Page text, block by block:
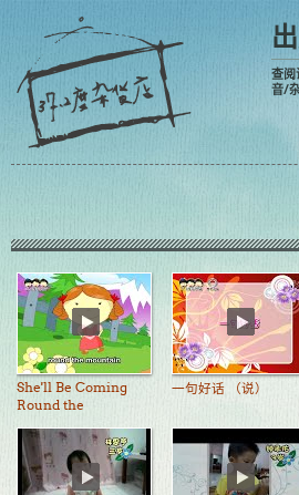
查阅
音/
She'll Be Coming
Round the
Your Boat + It's a
Small World
一句好话 （说）